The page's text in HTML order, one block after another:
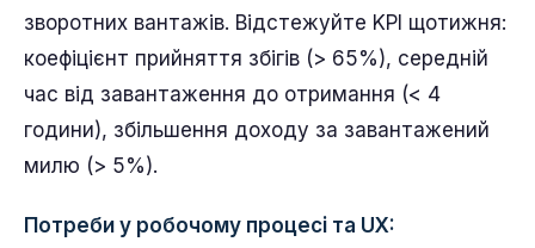
зворотних вантажів. Відстежуйте KPI щотижня:
коефіцієнт прийняття збігів (> 65%), середній
час від завантаження до отримання (< 4
години), збільшення доходу за завантажений
милю (> 5%).
Потреби у робочому процесі та UX: